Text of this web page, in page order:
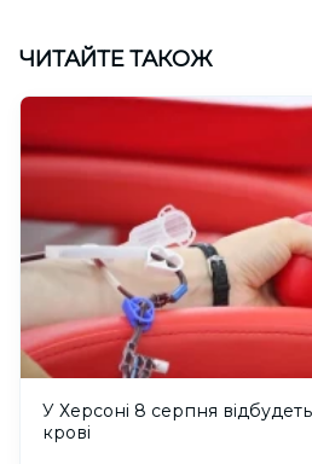
ЧИТАЙТЕ ТАКОЖ
У Херсоні 8 серпня
крові